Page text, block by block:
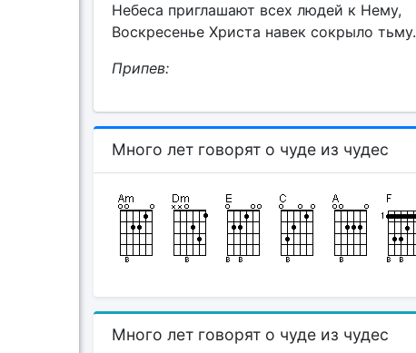
Небеса приглашают всех людей к Нему,
Воскресенье Христа навек сокрыло тьму.
Припев:
Много лет говорят о чуде из чудес
Много лет говорят о чуде из чудес